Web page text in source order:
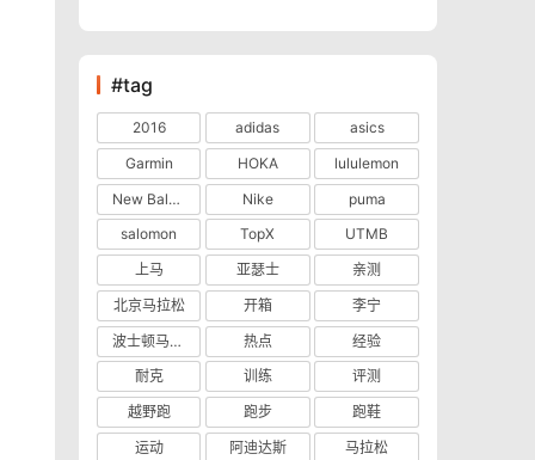
#tag
2016 adidas
asics
Garmin
HOKA
lululemon
New Balance
Nike
puma
salomon
TopX
UTMB
上马
亚瑟士
亲测
北京马拉松
开箱
李宁
波士顿马拉松
热点
经验
耐克
训练
评测
越野跑
跑步
跑鞋
运动
阿迪达斯 马拉松